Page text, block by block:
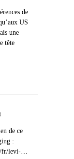
de
US
une
tête
de ce
:
fr/levi-…